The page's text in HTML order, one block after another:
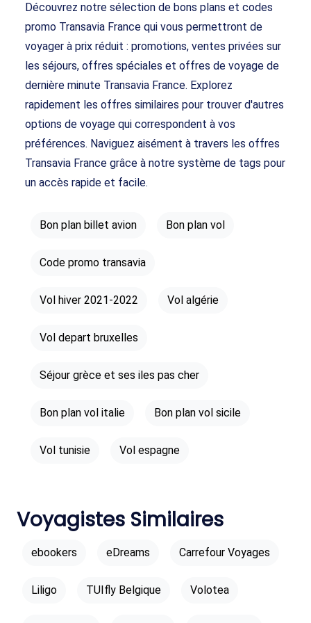
Découvrez notre sélection de bons plans et codes
promo Transavia France qui vous permettront de
voyager à prix réduit : promotions, ventes privées sur
les séjours, offres spéciales et offres de voyage de
dernière minute Transavia France. Explorez
rapidement les offres similaires pour trouver d'autres
options de voyage qui correspondent à vos
préférences. Naviguez aisément à travers les offres
Transavia France grâce à notre système de tags pour
un accès rapide et facile.
Bon plan billet avion Bon plan vol
Code promo transavia
Vol hiver 2021-2022 Vol algérie
Vol depart bruxelles
Séjour grèce et ses iles pas cher
Bon plan vol italie Bon plan vol sicile
Vol tunisie Vol espagne
Voyagistes Similaires
ebookers eDreams Carrefour Voyages
Liligo TUIfly Belgique Volotea